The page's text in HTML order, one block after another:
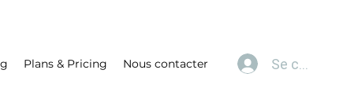
Plans & Pricing Nous contacter Se connecter